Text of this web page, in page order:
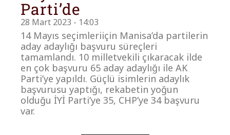
Parti’de
28 Mart 2023 - 14:03
14 Mayıs seçimleriiçin Manisa’da partilerin
aday adaylığı başvuru süreçleri
tamamlandı. 10 milletvekili çıkaracak ilde
en çok başvuru 65 aday adaylığı ile AK
Parti’ye yapıldı. Güçlü isimlerin adaylık
başvurusu yaptığı, rekabetin yoğun
olduğu İYİ Parti’ye 35, CHP’ye 34 başvuru
var.